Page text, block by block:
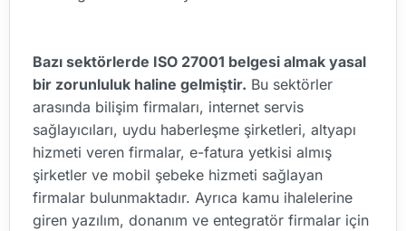
Bazı sektörlerde ISO 27001 belgesi almak yasal
bir zorunluluk haline gelmiştir. Bu sektörler
arasında bilişim firmaları, internet servis
sağlayıcıları, uydu haberleşme şirketleri, altyapı
hizmeti veren firmalar, e-fatura yetkisi almış
şirketler ve mobil şebeke hizmeti sağlayan
firmalar bulunmaktadır. Ayrıca kamu ihalelerine
giren yazılım, donanım ve entegratör firmalar için